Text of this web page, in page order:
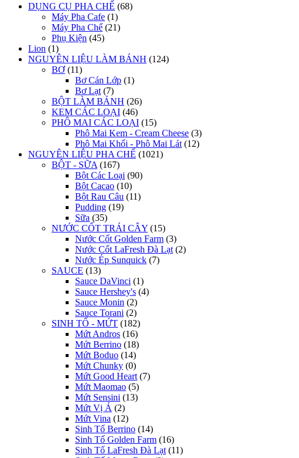
DỤNG CỤ PHA CHẾ (68)
Máy Pha Cafe (1)
Máy Pha Chế (21)
Phụ Kiện (45)
Lion (1)
NGUYÊN LIỆU LÀM BÁNH (124)
BƠ (11)
Bơ Cán Lớp (1)
Bơ Lạt (7)
BỘT LÀM BÁNH (26)
KEM CÁC LOẠI (46)
PHÔ MAI CÁC LOẠI (15)
Phô Mai Kem - Cream Cheese (3)
Phô Mai Khối - Phô Mai Lát (12)
NGUYÊN LIỆU PHA CHẾ (1021)
BỘT - SỮA (167)
Bột Các Loại (90)
Bột Cacao (10)
Bột Rau Câu (11)
Pudding (19)
Sữa (35)
NƯỚC CỐT TRÁI CÂY (15)
Nước Cốt Golden Farm (3)
Nước Cốt LaFresh Đà Lạt (2)
Nước Ép Sunquick (7)
SAUCE (13)
Sauce DaVinci (1)
Sauce Hershey's (4)
Sauce Monin (2)
Sauce Torani (2)
SINH TỐ - MỨT (182)
Mứt Andros (16)
Mứt Berrino (18)
Mứt Boduo (14)
Mứt Chunky (0)
Mứt Good Heart (7)
Mứt Maomao (5)
Mứt Sensini (13)
Mứt Vị Á (2)
Mứt Vina (12)
Sinh Tố Berrino (14)
Sinh Tố Golden Farm (16)
Sinh Tố LaFresh Đà Lạt (11)